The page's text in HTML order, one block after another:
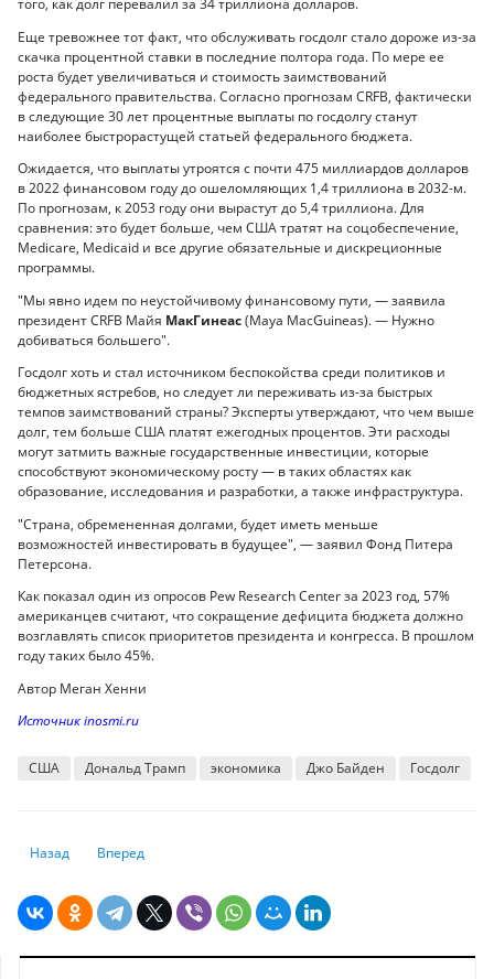
того, как долг перевалил за 34 триллиона долларов.
Еще тревожнее тот факт, что обслуживать госдолг стало дороже из-за
скачка процентной ставки в последние полтора года. По мере ее
роста будет увеличиваться и стоимость заимствований
федерального правительства. Согласно прогнозам CRFB, фактически
в следующие 30 лет процентные выплаты по госдолгу станут
наиболее быстрорастущей статьей федерального бюджета.
Ожидается, что выплаты утроятся с почти 475 миллиардов долларов
в 2022 финансовом году до ошеломляющих 1,4 триллиона в 2032-м.
По прогнозам, к 2053 году они вырастут до 5,4 триллиона. Для
сравнения: это будет больше, чем США тратят на соцобеспечение,
Medicare, Medicaid и все другие обязательные и дискреционные
программы.
"Мы явно идем по неустойчивому финансовому пути, — заявила
президент CRFB Майя МакГинеас(Maya MacGuineas). — Нужно
добиваться большего".
Госдолг хоть и стал источником беспокойства среди политиков и
бюджетных ястребов, но следует ли переживать из-за быстрых
темпов заимствований страны? Эксперты утверждают, что чем выше
долг, тем больше США платят ежегодных процентов. Эти расходы
могут затмить важные государственные инвестиции, которые
способствуют экономическому росту — в таких областях как
образование, исследования и разработки, а также инфраструктура.
"Страна, обремененная долгами, будет иметь меньше
возможностей инвестировать в будущее", — заявил Фонд Питера
Петерсона.
Как показал один из опросов Pew Research Center за 2023 год, 57%
американцев считают, что сокращение дефицита бюджета должно
возглавлять список приоритетов президента и конгресса. В прошлом
году таких было 45%.
Автор Меган Хенни
Источник inosmi.ru
США Дональд Трамп экономика Джо Байден Госдолг
Предыдущий: Пенсия-2024: кто и сколько получает в Казахстане
Назад Следующий: Зачем эксперты из США призывают страны ЦА
Вперед